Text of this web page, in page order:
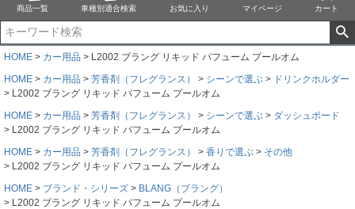
商品一覧 車種別適合検索 お気に入り マイページ カート
HOME カー用品
L2002 ブラング リキッド パフューム プールオム
HOME
カー用品 芳香剤（フレグランス） シーンで選ぶ
ドリンクホルダー
L2002 ブラング リキッド パフューム プールオム
HOME
カー用品 芳香剤（フレグランス） シーンで選ぶ
ダッシュボード
L2002 ブラング リキッド パフューム プールオム
HOME
カー用品 芳香剤（フレグランス） 香りで選ぶ
その他
L2002 ブラング リキッド パフューム プールオム
HOME
ブランド・シリーズ
BLANG（ブラング）
L2002 ブラング リキッド パフューム プールオム